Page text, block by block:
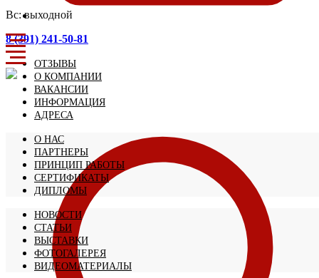
Вс: выходной
8 (391) 241-50-81
ОТЗЫВЫ
О КОМПАНИИ
ВАКАНСИИ
ИНФОРМАЦИЯ
АДРЕСА
О НАС
ПАРТНЕРЫ
ПРИНЦИП РАБОТЫ
СЕРТИФИКАТЫ
ДИПЛОМЫ
НОВОСТИ
СТАТЬИ
ВЫСТАВКИ
ФОТОГАЛЕРЕЯ
ВИДЕОМАТЕРИАЛЫ